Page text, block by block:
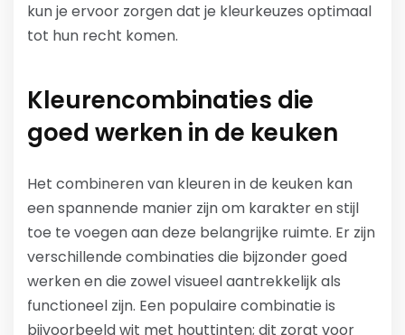
kun je ervoor zorgen dat je kleurkeuzes optimaal
tot hun recht komen.
Kleurencombinaties die
goed werken in de keuken
Het combineren van kleuren in de keuken kan
een spannende manier zijn om karakter en stijl
toe te voegen aan deze belangrijke ruimte. Er zijn
verschillende combinaties die bijzonder goed
werken en die zowel visueel aantrekkelijk als
functioneel zijn. Een populaire combinatie is
bijvoorbeeld wit met houttinten; dit zorgt voor